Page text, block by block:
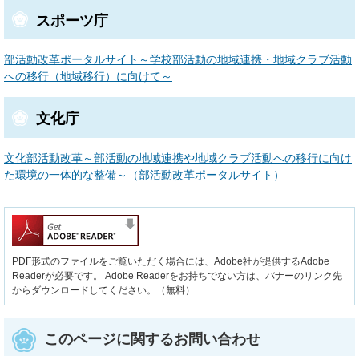
スポーツ庁
部活動改革ポータルサイト～学校部活動の地域連携・地域クラブ活動
への移行（地域移行）に向けて～
文化庁
文化部活動改革～部活動の地域連携や地域クラブ活動への移行に向け
た環境の一体的な整備～（部活動改革ポータルサイト）
PDF形式のファイルをご覧いただく場合には、Adobe社が提供するAdobe
Readerが必要です。
Adobe Readerをお持ちでない方は、バナーのリンク先
からダウンロードしてください。（無料）
このページに関するお問い合わせ